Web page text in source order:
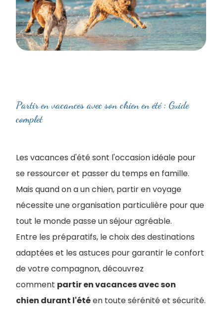
Partir en vacances avec son chien en été : Guide
complet
Les vacances d'été sont l'occasion idéale pour
se ressourcer et passer du temps en famille.
Mais quand on a un chien, partir en voyage
nécessite une organisation particulière pour que
tout le monde passe un séjour agréable.
Entre les préparatifs, le choix des destinations
adaptées et les astuces pour garantir le confort
de votre compagnon, découvrez
comment partir en vacances avec son
chien durant l'étéen toute sérénité et sécurité.